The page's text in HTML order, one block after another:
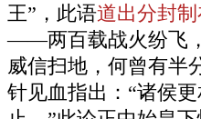
王”，此语道出分封
——两百载战火纷飞
威信扫地，何曾有半
针见血指出：“诸侯